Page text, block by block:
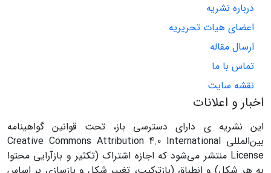
درباره نشریه
اعضای هیات تحریریه
ارسال مقاله
تماس با ما
نقشه سایت
اخبار و اعلانات
این نشریه ی دارای دسترسی باز، تحت قوانین گواهینامه
بین‌المللی Creative Commons Attribution 4.0 International
License منتشر می‌شود که اجازه اشتراک (تکثیر و بازآرایی محتوا